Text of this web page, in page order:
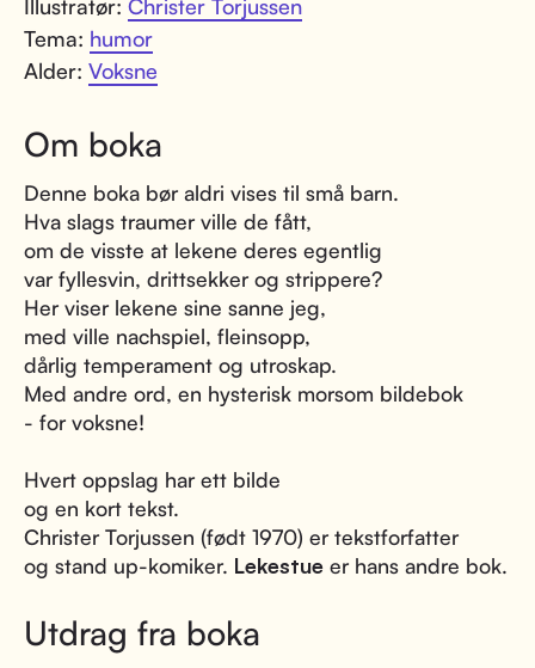
Illustratør: Christer Torjussen
Tema: humor
Alder: Voksne
Om boka
Denne boka bør aldri vises til små barn.
Hva slags traumer ville de fått,
om de visste at lekene deres egentlig
var fyllesvin, drittsekker og strippere?
Her viser lekene sine sanne jeg,
med ville nachspiel, fleinsopp,
dårlig temperament og utroskap.
Med andre ord, en hysterisk morsom bildebok
- for voksne!
Hvert oppslag har ett bilde
og en kort tekst.
Christer Torjussen (født 1970) er tekstforfatter
og stand up-komiker. Lekestue er hans andre bok.
Utdrag fra boka